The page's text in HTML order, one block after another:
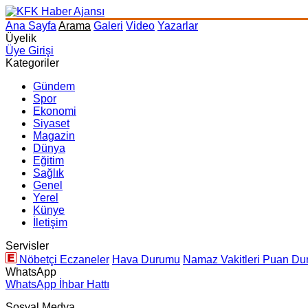
Ana Sayfa Arama Galeri Video Yazarlar
Üyelik
Üye Girişi
Kategoriler
Gündem
Spor
Ekonomi
Siyaset
Magazin
Dünya
Eğitim
Sağlık
Genel
Yerel
Künye
İletişim
Servisler
Nöbetçi Eczaneler Hava Durumu Namaz Vakitleri Puan
WhatsApp
WhatsApp İhbar Hattı